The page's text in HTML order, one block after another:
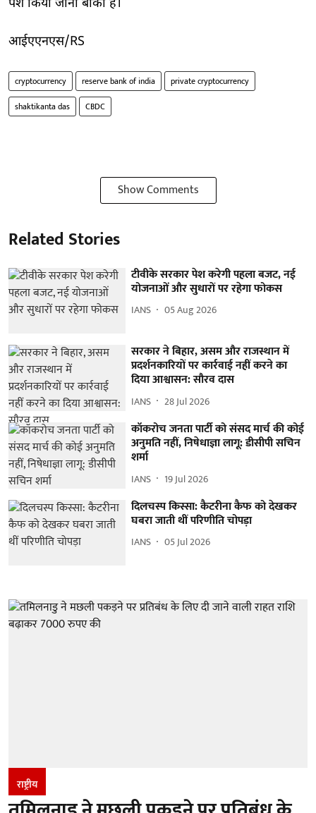
पेश किया जाना बाकी है।
आईएएनएस/RS
cryptocurrency reserve bank of india
private cryptocurrency
shaktikanta das
CBDC
Show Comments
Related Stories
टीवीके सरकार पेश करेगी पहला बजट, नई
योजनाओं और सुधारों पर रहेगा फोकस
IANS 05 Aug 2026
सरकार ने बिहार, असम और राजस्थान में
प्रदर्शनकारियों पर कार्रवाई नहीं करने का
दिया आश्वासन: सौरव दास
IANS 28 Jul 2026
कॉकरोच जनता पार्टी को संसद मार्च की कोई
अनुमति नहीं, निषेधाज्ञा लागू: डीसीपी सचिन
शर्मा
IANS 19 Jul 2026
दिलचस्प किस्सा: कैटरीना कैफ को देखकर
घबरा जाती थीं परिणीति चोपड़ा
IANS 05 Jul 2026
राष्ट्रीय